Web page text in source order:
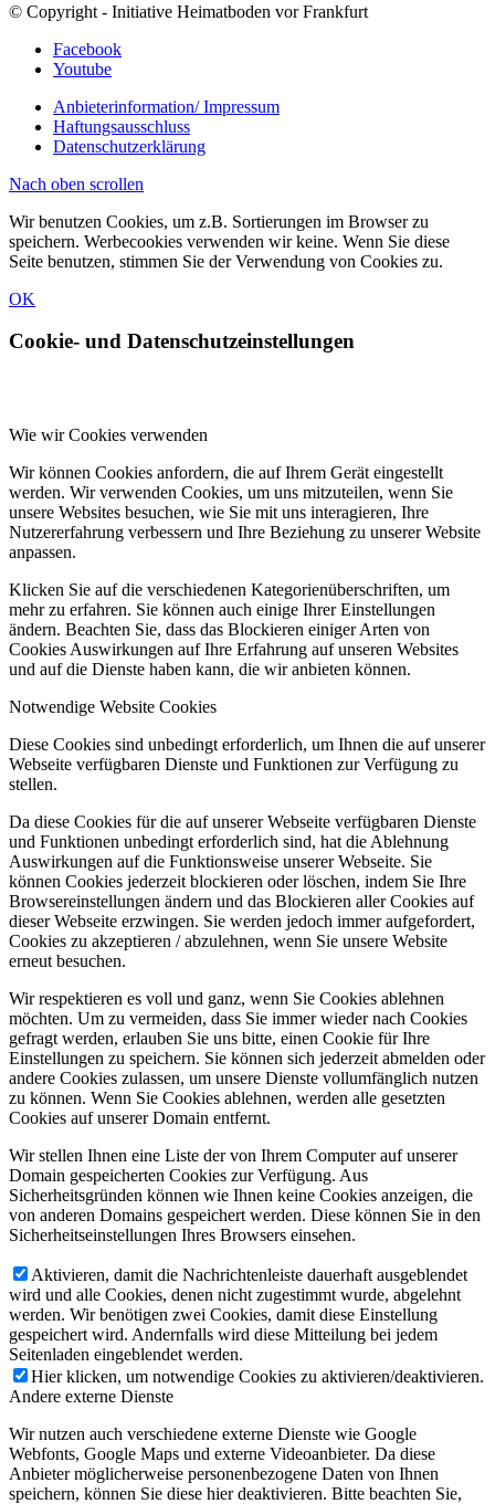
© Copyright - Initiative Heimatboden vor Frankfurt
Facebook
Youtube
Anbieterinformation/ Impressum
Haftungsausschluss
Datenschutzerklärung
Nach oben scrollen
Wir benutzen Cookies, um z.B. Sortierungen im Browser zu
speichern. Werbecookies verwenden wir keine. Wenn Sie diese
Seite benutzen, stimmen Sie der Verwendung von Cookies zu.
OK
Cookie- und Datenschutzeinstellungen
Wie wir Cookies verwenden
Wir können Cookies anfordern, die auf Ihrem Gerät eingestellt
werden. Wir verwenden Cookies, um uns mitzuteilen, wenn Sie
unsere Websites besuchen, wie Sie mit uns interagieren, Ihre
Nutzererfahrung verbessern und Ihre Beziehung zu unserer Website
anpassen.
Klicken Sie auf die verschiedenen Kategorienüberschriften, um
mehr zu erfahren. Sie können auch einige Ihrer Einstellungen
ändern. Beachten Sie, dass das Blockieren einiger Arten von
Cookies Auswirkungen auf Ihre Erfahrung auf unseren Websites
und auf die Dienste haben kann, die wir anbieten können.
Notwendige Website Cookies
Diese Cookies sind unbedingt erforderlich, um Ihnen die auf unserer
Webseite verfügbaren Dienste und Funktionen zur Verfügung zu
stellen.
Da diese Cookies für die auf unserer Webseite verfügbaren Dienste
und Funktionen unbedingt erforderlich sind, hat die Ablehnung
Auswirkungen auf die Funktionsweise unserer Webseite. Sie
können Cookies jederzeit blockieren oder löschen, indem Sie Ihre
Browsereinstellungen ändern und das Blockieren aller Cookies auf
dieser Webseite erzwingen. Sie werden jedoch immer aufgefordert,
Cookies zu akzeptieren / abzulehnen, wenn Sie unsere Website
erneut besuchen.
Wir respektieren es voll und ganz, wenn Sie Cookies ablehnen
möchten. Um zu vermeiden, dass Sie immer wieder nach Cookies
gefragt werden, erlauben Sie uns bitte, einen Cookie für Ihre
Einstellungen zu speichern. Sie können sich jederzeit abmelden oder
andere Cookies zulassen, um unsere Dienste vollumfänglich nutzen
zu können. Wenn Sie Cookies ablehnen, werden alle gesetzten
Cookies auf unserer Domain entfernt.
Wir stellen Ihnen eine Liste der von Ihrem Computer auf unserer
Domain gespeicherten Cookies zur Verfügung. Aus
Sicherheitsgründen können wie Ihnen keine Cookies anzeigen, die
von anderen Domains gespeichert werden. Diese können Sie in den
Sicherheitseinstellungen Ihres Browsers einsehen.
Aktivieren, damit die Nachrichtenleiste dauerhaft ausgeblendet
wird und alle Cookies, denen nicht zugestimmt wurde, abgelehnt
werden. Wir benötigen zwei Cookies, damit diese Einstellung
gespeichert wird. Andernfalls wird diese Mitteilung bei jedem
Seitenladen eingeblendet werden.
Hier klicken, um notwendige Cookies zu aktivieren/deaktivieren.
Andere externe Dienste
Wir nutzen auch verschiedene externe Dienste wie Google
Webfonts, Google Maps und externe Videoanbieter. Da diese
Anbieter möglicherweise personenbezogene Daten von Ihnen
speichern, können Sie diese hier deaktivieren. Bitte beachten Sie,